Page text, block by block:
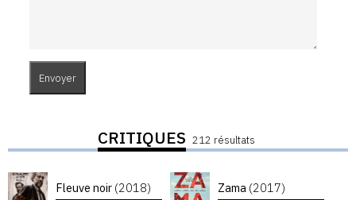
CRITIQUES 212 résultats
Fleuve noir (2018) Zama (2017)